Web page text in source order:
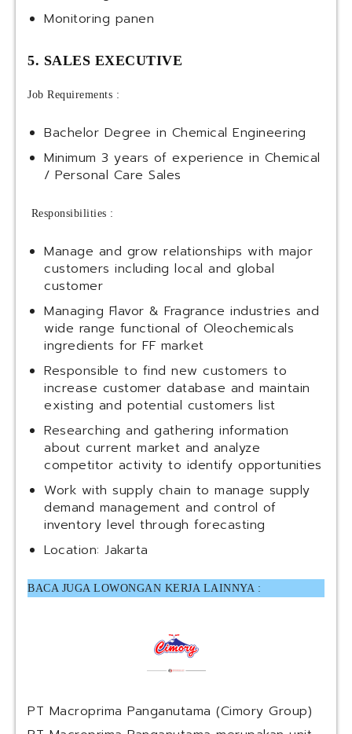
Monitoring panen
5. SALES EXECUTIVE
Job Requirements :
Bachelor Degree in Chemical Engineering
Minimum 3 years of experience in Chemical
/ Personal Care Sales
Responsibilities :
Manage and grow relationships with major
customers including local and global
customer
Managing Flavor & Fragrance industries and
wide range functional of Oleochemicals
ingredients for FF market
Responsible to find new customers to
increase customer database and maintain
existing and potential customers list
Researching and gathering information
about current market and analyze
competitor activity to identify opportunities
Work with supply chain to manage supply
demand management and control of
inventory level through forecasting
Location: Jakarta
BACA JUGA LOWONGAN KERJA LAINNYA :
PT Macroprima Panganutama (Cimory Group)